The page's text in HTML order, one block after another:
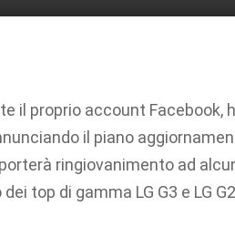
il proprio account
il piano
ringiovanimento ad
top di gamma LG G3 e LG